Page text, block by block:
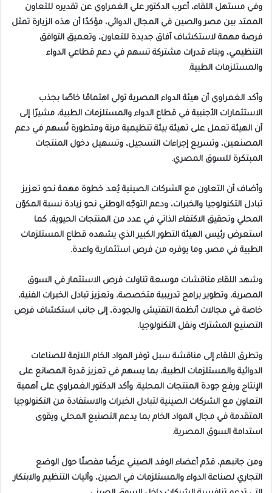
وفي مستهل اللقاء، أعرب الدكتور علي الغمراوي عن تقديره للتعاون
الممتد بين مصر والصين في المجال الدوائي، مؤكدًا أن هذه الزيارة تمثل
فرصة مهمة لاستكشاف آفاق جديدة للتعاون، وتعميق التوافق
التنظيمي، وبناء قدرات مشتركة تسهم في دعم قطاعي الدواء
والمستلزمات الطبية.
وأكد الغمراوي أن هيئة الدواء المصرية تولي اهتمامًا خاصًا بجذب
الاستثمارات الأجنبية في قطاع الدواء والمستلزمات الطبية، مشيرًا إلى
أن الهيئة تعمل على تهيئة بيئة تنظيمية مرنة ومتطورة تُسهم في دعم
المصنعين، وتسريع إجراءات التسجيل، وتسهيل دخول المنتجات
المبتكرة للسوق المصري.
وأضاف أن التعاون مع الشركات الصينية يُعد خطوة مهمة نحو تعزيز
تبادل التكنولوجيا والخبرات، ودعم التوجّه الوطني نحو زيادة نسبة المكوّن
المحلي وتحقيق الاكتفاء الذاتي في عدد من المنتجات الحيوية، كما
استعرض رئيس الهيئة التطور الكبير الذي يشهده قطاع المستلزمات
الطبية في مصر، وما يوفره من فرص استثمارية واعدة.
وشهد اللقاء مناقشات موسعة تناولت فرص الاستثمار في السوق
المصرية، وتطوير برامج تدريبية متخصصة، وتعزيز تبادل الخبرات الفنية،
خاصة في مجالات أنظمة التفتيش والجودة، إلى جانب استكشاف فرص
التصنيع المشترك ونقل التكنولوجيا.
وتطرق اللقاء إلى مناقشة سبل توفر المواد الخام اللازمة للصناعات
الدوائية والمستلزمات الطبية، بما يسهم في تعزيز قدرة المصانع على
الإنتاج ورفع جودة المنتجات المحلية. وأكد الدكتور الغمراوي على أهمية
التعاون مع الشركات الصينية لتبادل الخبرات والاستفادة من التكنولوجيا
المتقدمة في مجال المواد الخام بما يدعم التصنيع المحلي ويقوى
استدامة السوق المصرية.
ومن جانبهم، قدّم أعضاء الوفد الصيني عرضًا مفصلًا حول الوضع
التجاري لصناعة الدواء والمستلزمات في الصين، وآليات التنظيم والابتكار